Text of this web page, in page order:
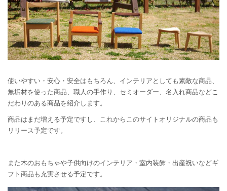
使いやすい・安心・安全はもちろん、インテリアとしても素敵な商品、
無垢材を使った商品、職人の手作り、セミオーダー、名入れ商品などこ
だわりのある商品を紹介します。
商品はまだ増える予定ですし、これからこのサイトオリジナルの商品も
リリース予定です。
また木のおもちゃや子供向けのインテリア・室内装飾・出産祝いなどギ
フト商品も充実させる予定です。